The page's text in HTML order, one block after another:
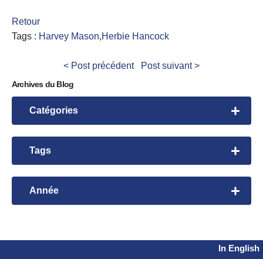
Retour
Tags : Harvey Mason,Herbie Hancock
< Post précédent Post suivant >
Archives du Blog
Catégories
Rhythmic Exploration
Time Initiation
Time Manipulation
videos
Tags
David Garibaldi
Harvey Mason
Nanigo
Année
2023
In English